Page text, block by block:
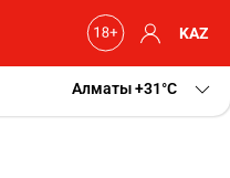
KAZ
Алматы+31 C